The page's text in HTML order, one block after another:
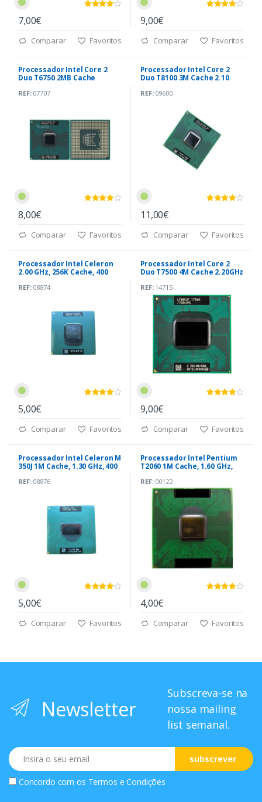
7,00€
Comparar Favoritos
9,00€
Comparar Favoritos
Processador Intel Core 2
Duo T6750 2MB Cache
2.10Ghz, 800 Mhz
REF:07707
8,00€
Comparar Favoritos
Processador Intel Core 2
Duo T8100 3M Cache 2.10
REF:09600
11,00€
Comparar Favoritos
Processador Intel Celeron
2.00 GHz, 256K Cache, 400
REF:08874
5,00€
Comparar Favoritos
Processador Intel Core 2
Duo T7500 4M Cache 2.20GHz
REF:14715
9,00€
Comparar Favoritos
Processador Intel Celeron M
350J 1M Cache, 1.30 GHz, 400
REF:08876
5,00€
Comparar Favoritos
Processador Intel Pentium
T2060 1M Cache, 1.60 GHz,
REF:00122
4,00€
Comparar Favoritos
Newsletter
Subscreva-se na
nossa mailing
list semanal.
Email
subscrever
Concordo com os Termos e Condições